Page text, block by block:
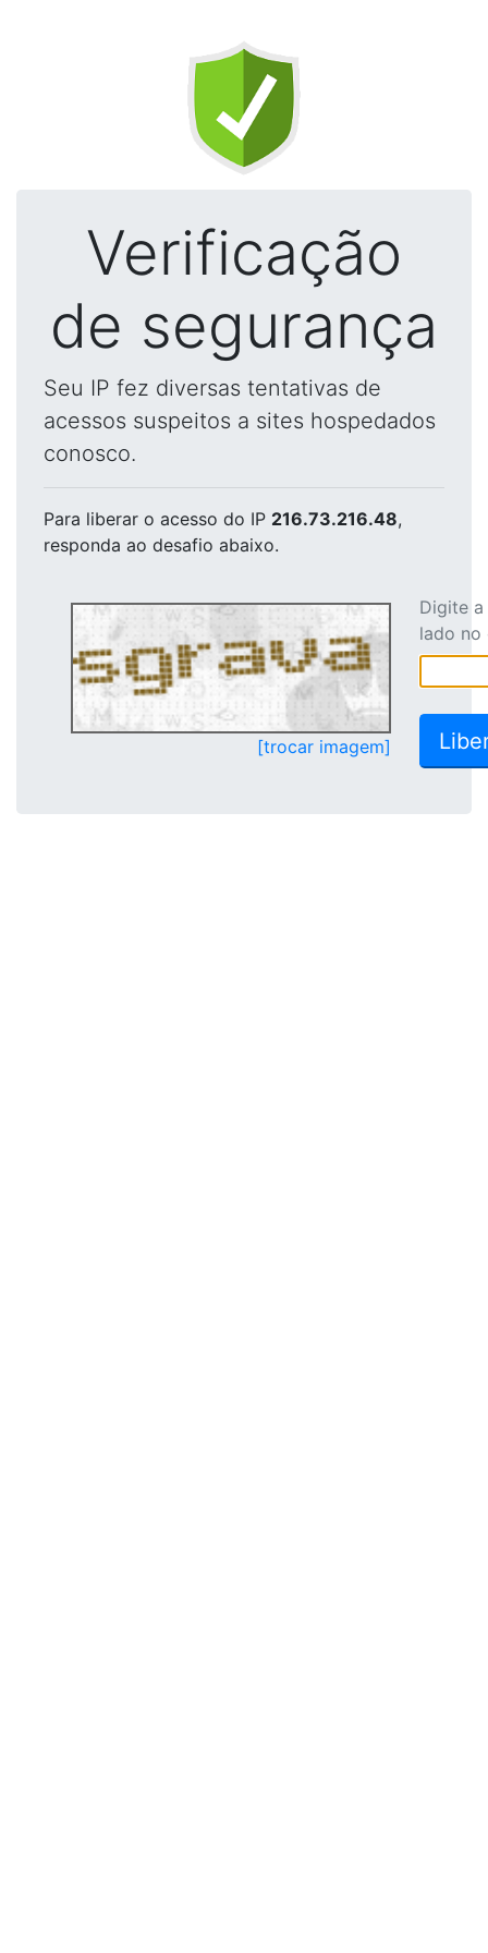
Verificação
de segurança
Seu IP fez diversas tentativas de
acessos suspeitos a sites hospedados
conosco.
Para liberar o acesso do IP 216.73.216.48,
responda ao desafio abaixo.
[trocar imagem]
Digite
lado no